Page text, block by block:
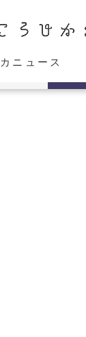
ニュース
演情報